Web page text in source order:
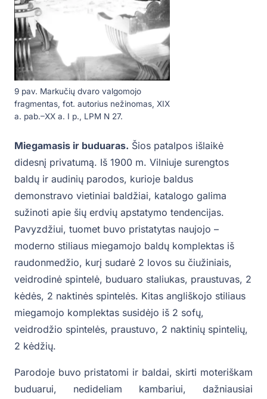
9 pav. Markučių dvaro valgomojo
fragmentas, fot. autorius nežinomas, XIX
a. pab.–XX a. I p., LPM N 27.
Miegamasis ir buduaras. Šios patalpos išlaikė
didesnį privatumą. Iš 1900 m. Vilniuje surengtos
baldų ir audinių parodos, kurioje baldus
demonstravo vietiniai baldžiai, katalogo galima
sužinoti apie šių erdvių apstatymo tendencijas.
Pavyzdžiui, tuomet buvo pristatytas naujojo –
moderno stiliaus miegamojo baldų komplektas iš
raudonmedžio, kurį sudarė 2 lovos su čiužiniais,
veidrodinė spintelė, buduaro staliukas, praustuvas, 2
kėdės, 2 naktinės spintelės. Kitas angliškojo stiliaus
miegamojo komplektas susidėjo iš 2 sofų,
veidrodžio spintelės, praustuvo, 2 naktinių spintelių,
2 kėdžių.
Parodoje buvo pristatomi ir baldai, skirti moteriškam
buduarui, nedideliam kambariui, dažniausiai